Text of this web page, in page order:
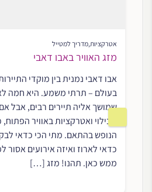
אטרקציות,מדריך למטייל
מזג האוויר באבו דאבי
אבו דאבי נמנית בין מוקדי
בעולם – תרתי משמע. היא חמה
שמושך אליה תיירים רבים, אבל
מבילוי ואטרקציות באוויר
הנופש בהתאם. מתי הכי כדאי
כדאי לארוז ואיזה אירועים
ממש כאן. תהנו! מזג […]